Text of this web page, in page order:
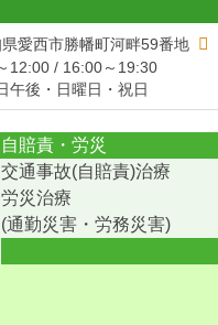
愛西市勝幡町河畔59番地
12:00 / 16:00～19:30
午後・日曜日・祝日
自賠責・労災
交通事故(自賠責)治療
労災治療
(通勤災害・労務災害)